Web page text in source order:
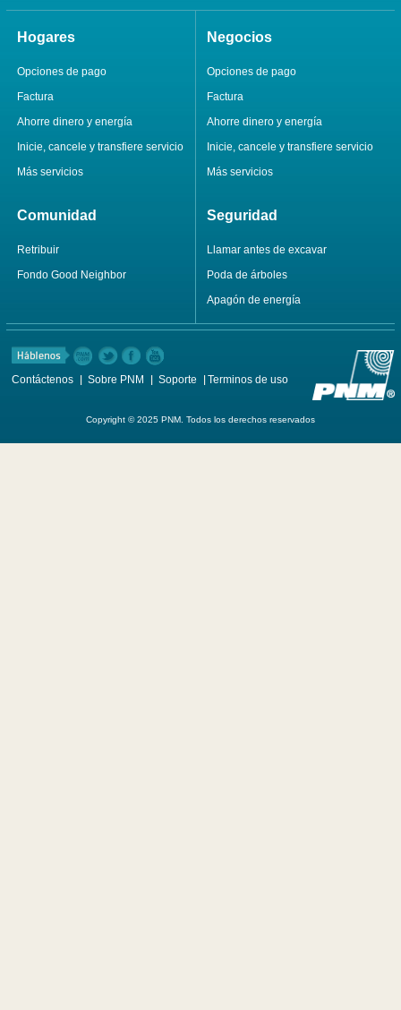
Hogares
Opciones de pago
Factura
Ahorre dinero y energía
Inicie, cancele y transfiere servicio
Más servicios
Negocios
Opciones de pago
Factura
Ahorre dinero y energía
Inicie, cancele y transfiere servicio
Más servicios
Comunidad
Retribuir
Fondo Good Neighbor
Seguridad
Llamar antes de excavar
Poda de árboles
Apagón de energía
Contáctenos Sobre PNM Soporte Terminos de uso
Copyright © 2025 PNM. Todos los derechos reservados